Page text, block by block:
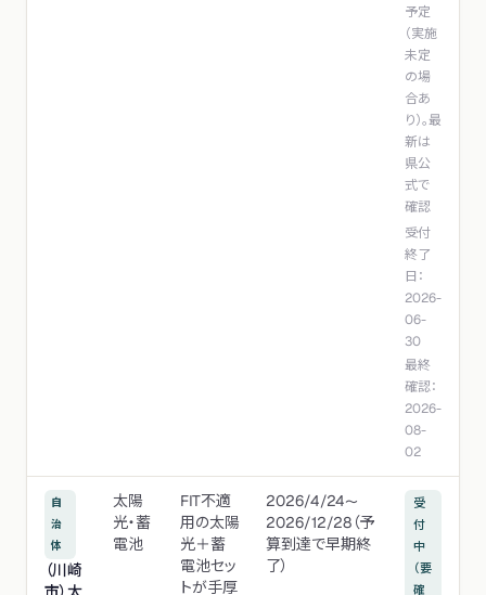
予定
（実施
未定
の場
合あ
り）。最
新は
県公
式で
確認
受付
終了
日：
2026-
06-
30
最終
確認：
2026-
08-
02
自
治
体
（川崎
太陽
光・蓄
電池
FIT不適
用の太陽
光＋蓄
電池セッ
トが手厚
2026/4/24〜
2026/12/28（予
算到達で早期終
了）
受
付
中
（要
確